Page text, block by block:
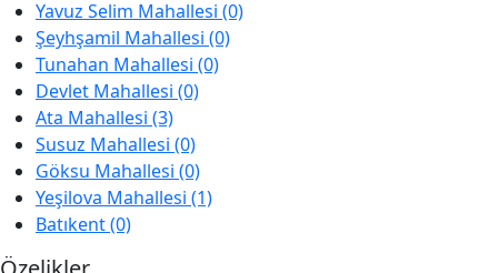
Yavuz Selim Mahallesi (0)
Şeyhşamil Mahallesi (0)
Tunahan Mahallesi (0)
Devlet Mahallesi (0)
Ata Mahallesi (3)
Susuz Mahallesi (0)
Göksu Mahallesi (0)
Yeşilova Mahallesi (1)
Batıkent (0)